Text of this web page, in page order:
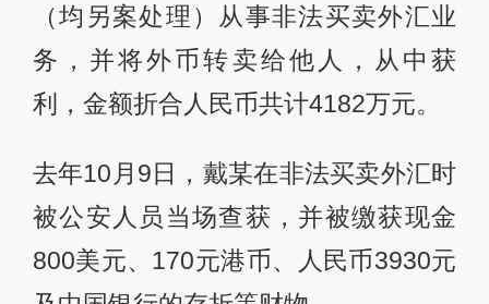
（均另案处理）从事非法买卖外汇业
务，并将外币转卖给他人，从中获
利，金额折合人民币共计4182万元。
去年10月9日，戴某在非法买卖外汇时
被公安人员当场查获，并被缴获现金
800美元、170元港币、人民币3930元